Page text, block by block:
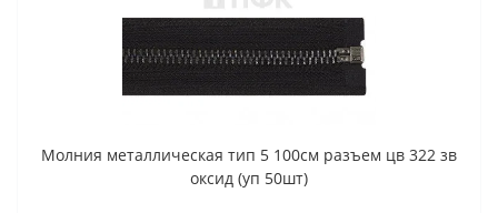
Молния металлическая тип 5 100см разъем цв 322 зв
оксид (уп 50шт)